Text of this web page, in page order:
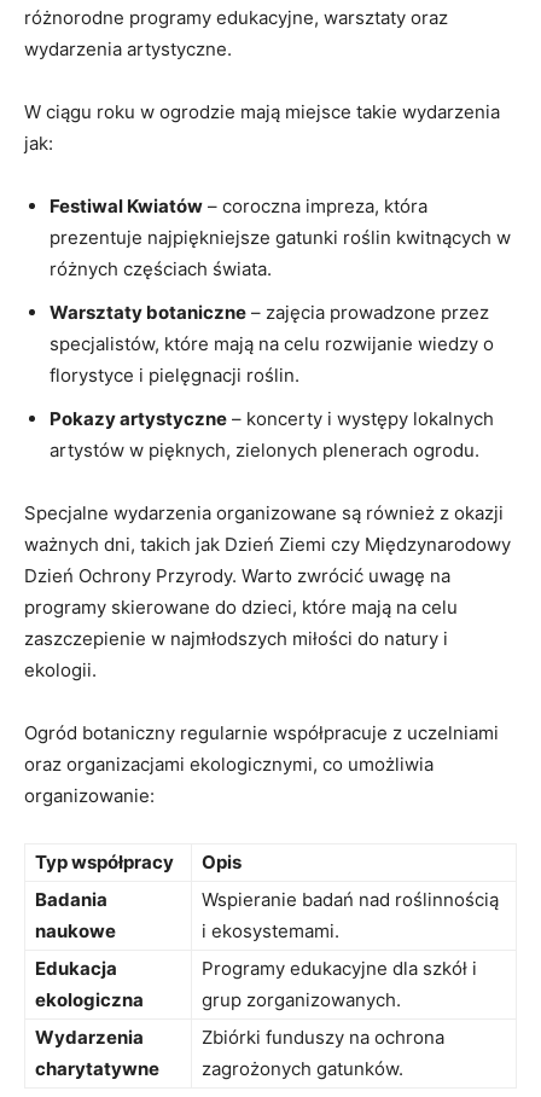
różnorodne programy edukacyjne, warsztaty oraz
wydarzenia artystyczne.
W ciągu roku w ogrodzie mają miejsce takie wydarzenia
jak:
Festiwal Kwiatów – coroczna impreza, która
prezentuje najpiękniejsze gatunki roślin kwitnących w
różnych częściach świata.
Warsztaty botaniczne – zajęcia prowadzone przez
specjalistów, które mają na celu rozwijanie wiedzy o
florystyce i pielęgnacji roślin.
Pokazy artystyczne – koncerty i występy lokalnych
artystów w pięknych, zielonych plenerach ogrodu.
Specjalne wydarzenia organizowane są również z okazji
ważnych dni, takich jak Dzień Ziemi czy Międzynarodowy
Dzień Ochrony Przyrody. Warto zwrócić uwagę na
programy skierowane do dzieci, które mają na celu
zaszczepienie w najmłodszych miłości do natury i
ekologii.
Ogród botaniczny regularnie współpracuje z uczelniami
oraz organizacjami ekologicznymi, co umożliwia
organizowanie:
Typ współpracy
Opis
Badania
naukowe
Wspieranie badań nad roślinnością
i ekosystemami.
Edukacja
ekologiczna
Programy edukacyjne dla szkół i
grup zorganizowanych.
Wydarzenia
charytatywne
Zbiórki funduszy na ochrona
zagrożonych gatunków.